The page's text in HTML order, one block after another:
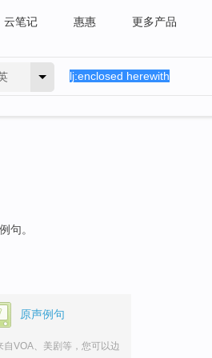
云笔记 惠惠 更多产品
句。
原声例句
自VOA、美剧等，您可以边